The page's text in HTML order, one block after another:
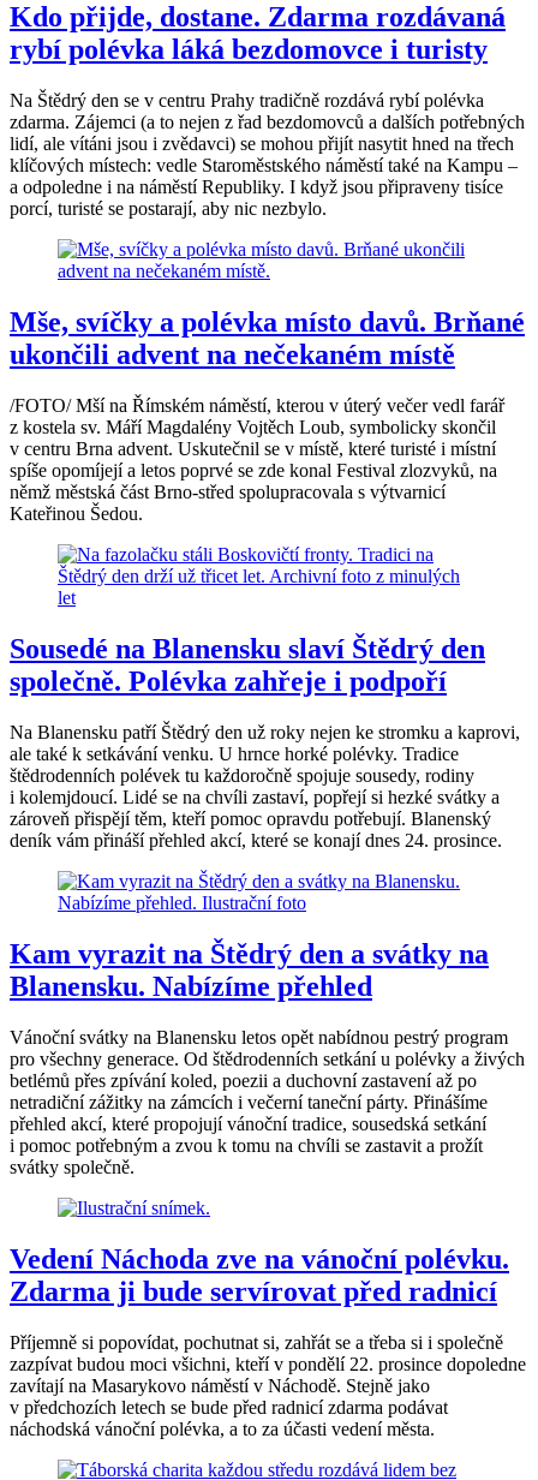
Kdo přijde, dostane. Zdarma rozdávaná
rybí polévka láká bezdomovce i turisty
Na Štědrý den se v centru Prahy tradičně rozdává rybí polévka
zdarma. Zájemci (a to nejen z řad bezdomovců a dalších potřebných
lidí, ale vítáni jsou i zvědavci) se mohou přijít nasytit hned na třech
klíčových místech: vedle Staroměstského náměstí také na Kampu –
a odpoledne i na náměstí Republiky. I když jsou připraveny tisíce
porcí, turisté se postarají, aby nic nezbylo.
Mše, svíčky a polévka místo davů. Brňané
ukončili advent na nečekaném místě
/FOTO/ Mší na Římském náměstí, kterou v úterý večer vedl farář
z kostela sv. Máří Magdalény Vojtěch Loub, symbolicky skončil
v centru Brna advent. Uskutečnil se v místě, které turisté i místní
spíše opomíjejí a letos poprvé se zde konal Festival zlozvyků, na
němž městská část Brno-střed spolupracovala s výtvarnicí
Kateřinou Šedou.
Sousedé na Blanensku slaví Štědrý den
společně. Polévka zahřeje i podpoří
Na Blanensku patří Štědrý den už roky nejen ke stromku a kaprovi,
ale také k setkávání venku. U hrnce horké polévky. Tradice
štědrodenních polévek tu každoročně spojuje sousedy, rodiny
i kolemjdoucí. Lidé se na chvíli zastaví, popřejí si hezké svátky a
zároveň přispějí těm, kteří pomoc opravdu potřebují. Blanenský
deník vám přináší přehled akcí, které se konají dnes 24. prosince.
Kam vyrazit na Štědrý den a svátky na
Blanensku. Nabízíme přehled
Vánoční svátky na Blanensku letos opět nabídnou pestrý program
pro všechny generace. Od štědrodenních setkání u polévky a živých
betlémů přes zpívání koled, poezii a duchovní zastavení až po
netradiční zážitky na zámcích i večerní taneční párty. Přinášíme
přehled akcí, které propojují vánoční tradice, sousedská setkání
i pomoc potřebným a zvou k tomu na chvíli se zastavit a prožít
svátky společně.
Vedení Náchoda zve na vánoční polévku.
Zdarma ji bude servírovat před radnicí
Příjemně si popovídat, pochutnat si, zahřát se a třeba si i společně
zazpívat budou moci všichni, kteří v pondělí 22. prosince dopoledne
zavítají na Masarykovo náměstí v Náchodě. Stejně jako
v předchozích letech se bude před radnicí zdarma podávat
náchodská vánoční polévka, a to za účasti vedení města.